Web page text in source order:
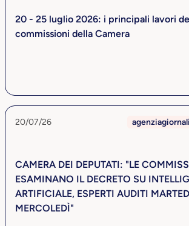
20 - 25 luglio 2026: i principali lavori
commissioni della Camera
20/07/26
CAMERA DEI DEPUTATI: "LE
ESAMINANO IL DECRETO SU
ARTIFICIALE, ESPERTI AUDITI
MERCOLEDÌ"